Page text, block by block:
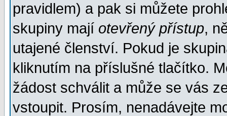
pravidlem) a pak si můžete
skupiny mají otevřený přístup,
utajené členství. Pokud je
kliknutím na příslušné tlačítko.
žádost schválit a může se vás
vstoupit. Prosím, nenadávejte